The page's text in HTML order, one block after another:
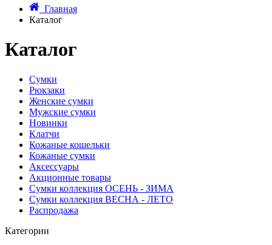
Главная
Каталог
Каталог
Сумки
Рюкзаки
Женские сумки
Мужские сумки
Новинки
Клатчи
Кожаные кошельки
Кожаные сумки
Аксессуары
Акционные товары
Сумки коллекция ОСЕНЬ - ЗИМА
Сумки коллекция ВЕСНА - ЛЕТО
Распродажа
Категории